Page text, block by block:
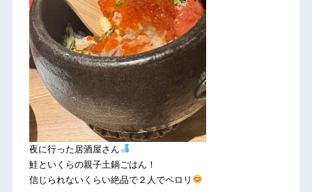
夜に行った居酒屋さん
鮭といくらの親子土鍋ごはん！
信じられないくらい絶品で２人でペロリ